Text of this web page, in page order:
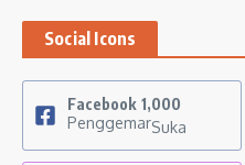
Social Icons
Facebook 1,000
PenggemarSuka